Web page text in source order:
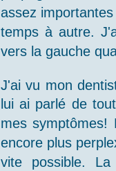
assez
temps à autre.
vers la gauche
J'ai vu mon
lui ai parlé de
mes symptômes!
encore plus
vite possible.